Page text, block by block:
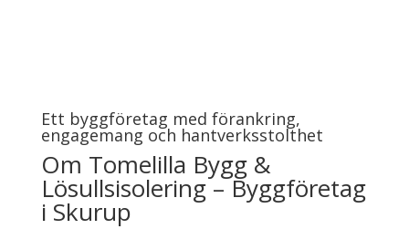
Ett byggföretag med förankring,
engagemang och hantverksstolthet
Om Tomelilla Bygg &
Lösullsisolering – Byggföretag
i Skurup